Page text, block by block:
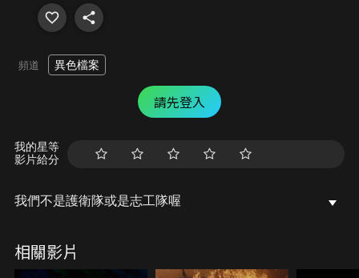
頻道 異色檔案
請先登入
我的星等
影片給分
我們不是護衛隊或是志工隊喔
相關影片